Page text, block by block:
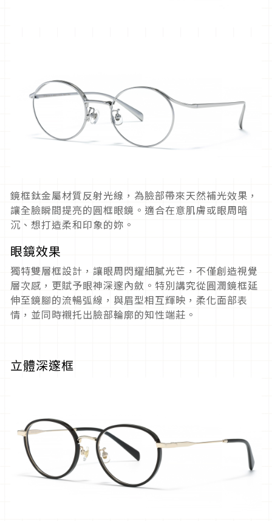
鏡框鈦金屬材質反射光線，為臉部帶來天然補光效果，
讓全臉瞬間提亮的圓框眼鏡。適合在意肌膚或眼周暗
沉、想打造柔和印象的妳。
眼鏡效果
獨特雙層框設計，讓眼周閃耀細膩光芒，不僅創造視覺
層次感，更賦予眼神深邃內斂。特別講究從圓潤鏡框延
伸至鏡腳的流暢弧線，與眉型相互輝映，柔化面部表
情，並同時襯托出臉部輪廓的知性端莊。
立體深邃框